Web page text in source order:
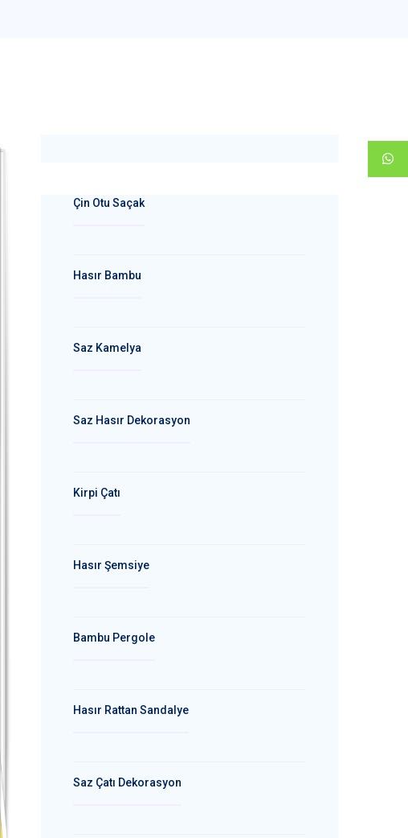
Çin Otu Saçak
Hasır Bambu
Saz Kamelya
Saz Hasır Dekorasyon
Kirpi Çatı
Hasır Şemsiye
Bambu Pergole
Hasır Rattan Sandalye
Saz Çatı Dekorasyon